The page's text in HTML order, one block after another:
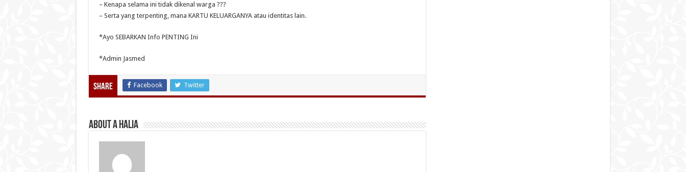
– Kenapa selama ini tidak dikenal warga ???
– Serta yang terpenting, mana KARTU KELUARGANYA atau identitas lain.
*Ayo SEBARKAN Info PENTING Ini
*Admin Jasmed
Share Facebook Twitter
About A Halia